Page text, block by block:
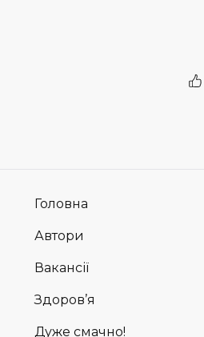
Головна
Автори
Вакансії
Здоров’я
Дуже смачно!